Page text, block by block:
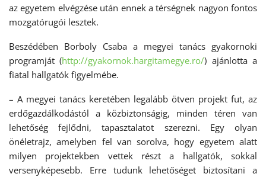
az egyetem elvégzése után ennek a térségnek nagyon fontos
mozgatórugói lesztek.
Beszédében Borboly Csaba a megyei tanács gyakornoki
programját (http://gyakornok.hargitamegye.ro/) ajánlotta a
fiatal hallgatók figyelmébe.
– A megyei tanács keretében legalább ötven projekt fut, az
erdőgazdálkodástól a közbiztonságig, minden téren van
lehetőség fejlődni, tapasztalatot szerezni. Egy olyan
önéletrajz, amelyben fel van sorolva, hogy egyetem alatt
milyen projektekben vettek részt a hallgatók, sokkal
versenyképesebb. Erre tudunk lehetőséget biztosítani a